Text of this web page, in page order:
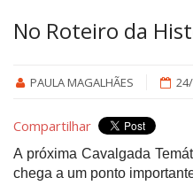
No Roteiro da
PAULA MAGALHÃES
Compartilhar
A próxima Cavalgada
chega a um ponto